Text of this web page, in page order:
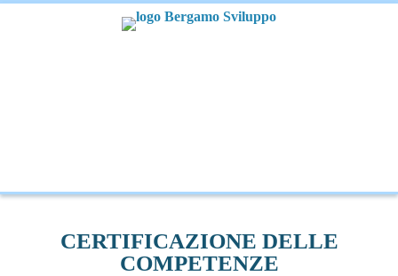
CERTIFICAZIONE DELLE
COMPETENZE